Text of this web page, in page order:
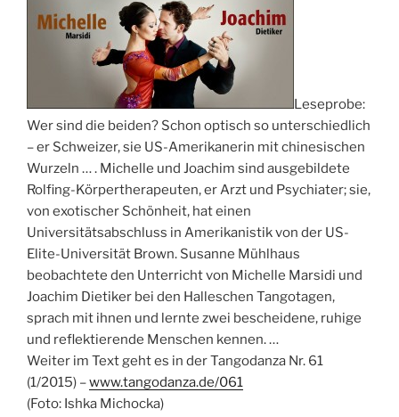
Leseprobe:
Wer sind die beiden? Schon optisch so unterschiedlich
– er Schweizer, sie US-Amerikanerin mit chinesischen
Wurzeln … . Michelle und Joachim sind ausgebildete
Rolfing-Körpertherapeuten,er Arzt und Psychiater; sie,
von exotischer Schönheit, hat einen
Universitätsabschluss in Amerikanistik von der US-
Elite-Universität Brown. Susanne Mühlhaus
beobachtete den Unterricht von Michelle Marsidi und
Joachim Dietiker bei den Halleschen Tangotagen,
sprach mit ihnen und lernte zwei bescheidene, ruhige
und reflektierende Menschen kennen. …
Weiter im Text geht es in der Tangodanza Nr. 61
(1/2015) –www.tangodanza.de/061
(Foto: Ishka Michocka)